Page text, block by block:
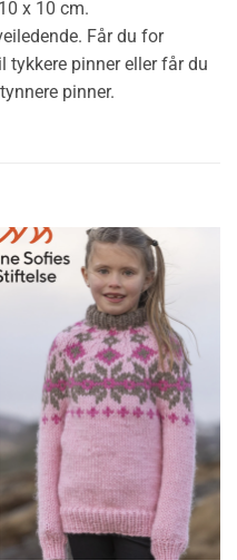
x 10 cm.
Får du for
tykkere pinner eller får du
pinner.